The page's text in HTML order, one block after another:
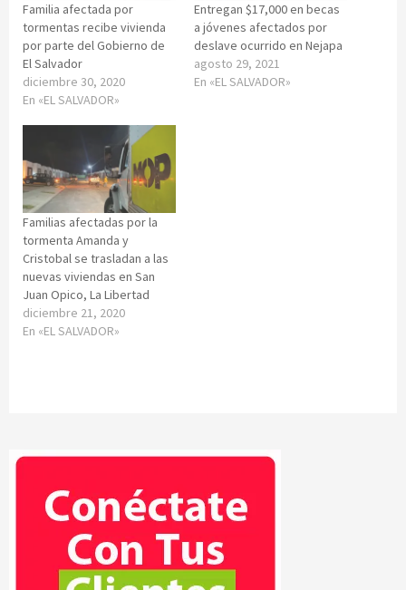
Familia afectada por
tormentas recibe vivienda
por parte del Gobierno de
El Salvador
diciembre 30, 2020
En «EL SALVADOR»
Entregan $17,000 en becas
a jóvenes afectados por
deslave ocurrido en Nejapa
agosto 29, 2021
En «EL SALVADOR»
Familias afectadas por la
tormenta Amanda y
Cristobal se trasladan a las
nuevas viviendas en San
Juan Opico, La Libertad
diciembre 21, 2020
En «EL SALVADOR»